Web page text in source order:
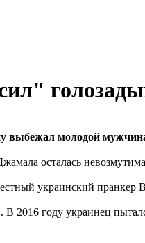
выбежал молодой
осталась
украинский
2016 году украинец